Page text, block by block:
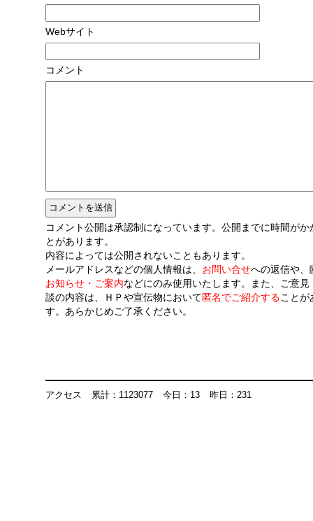
Webサイト
コメント
コメント公開は承認制になっています。公開までに時間がか
とがあります。
内容によっては公開されないこともあります。
メールアドレスなどの個人情報は、 お問い合せへの返信や、
お知らせ・ご案内などにのみ使用いたします。また、ご意見
談の内容は、ＨＰや宣伝物において 匿名でご紹介することが
す。あらかじめご了承ください。
アクセス 累計：1123077 今日：13 昨日：231